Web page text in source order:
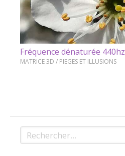
Fréquence dénaturée 440hz
MATRICE 3D / PIEGES ET ILLUSIONS
Rechercher